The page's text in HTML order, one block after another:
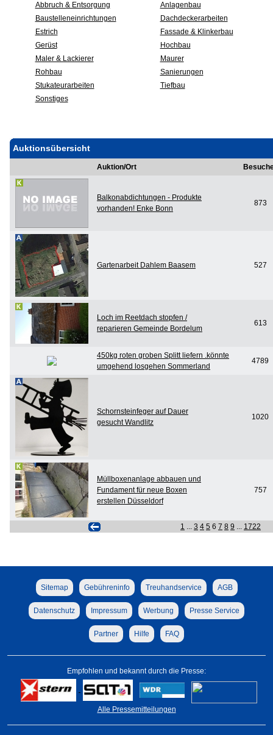
Abbruch & Entsorgung
Anlagenbau
Baustelleneinrichtungen
Dachdeckerarbeiten
Estrich
Fassade & Klinkerbau
Gerüst
Hochbau
Maler & Lackierer
Maurer
Rohbau
Sanierungen
Stukateurarbeiten
Tiefbau
Sonstiges
Auktionsübersicht
Auktion/Ort
Balkonabdichtungen - Produkte
vorhanden! Enke Bonn
873
Gartenarbeit Dahlem Baasem 527
Loch im Reetdach stopfen /
reparieren Gemeinde Bordelum
613
450kg roten groben Splitt liefern .könnte
umgehend losgehen Sommerland
4789
Schornsteinfeger auf Dauer
gesucht Wandlitz
1020
Müllboxenanlage abbauen und
Fundament für neue Boxen
erstellen Düsseldorf
757
1 3 4 5 6 7 8 9 1722
Sitemap Gebühreninfo Treuhandservice AGB
Datenschutz Impressum Werbung Presse Service
Partner Hilfe FAQ
Empfohlen und bekannt durch die Presse:
Alle Pressemitteilungen